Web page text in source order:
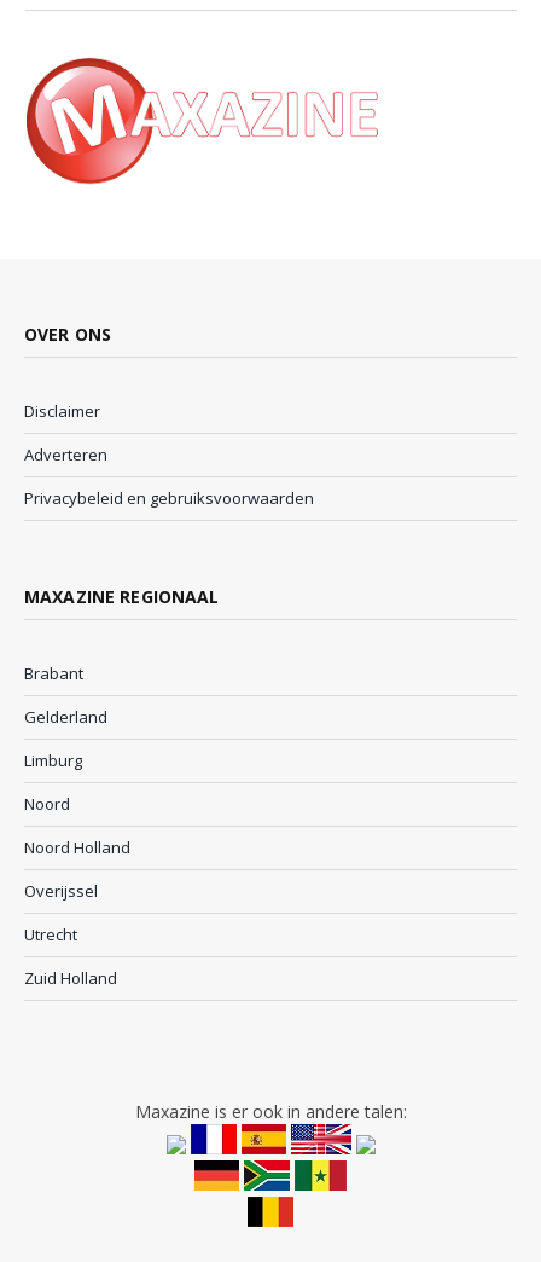
OVER ONS
Disclaimer
Adverteren
Privacybeleid en gebruiksvoorwaarden
MAXAZINE REGIONAAL
Brabant
Gelderland
Limburg
Noord
Noord Holland
Overijssel
Utrecht
Zuid Holland
Maxazine is er ook in andere talen: